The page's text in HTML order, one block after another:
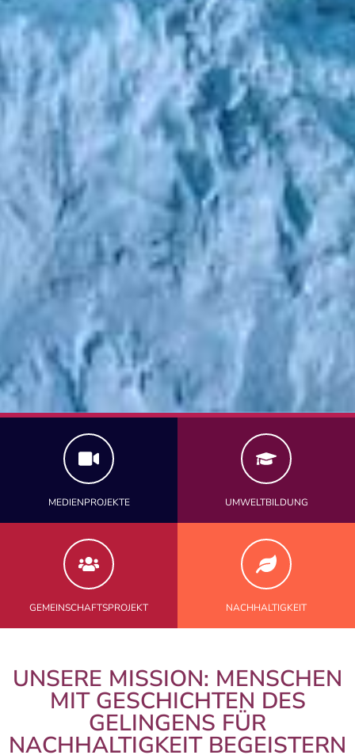
MEDIENPROJEKTE UMWELTBILDUNG
GEMEINSCHAFTSPROJEKT NACHHALTIGKEIT
UNSERE MISSION: MENSCHEN
MIT GESCHICHTEN DES
GELINGENS FÜR
NACHHALTIGKEIT BEGEISTERN